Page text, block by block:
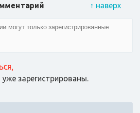
↑ наверх
уже зарегистрированы.